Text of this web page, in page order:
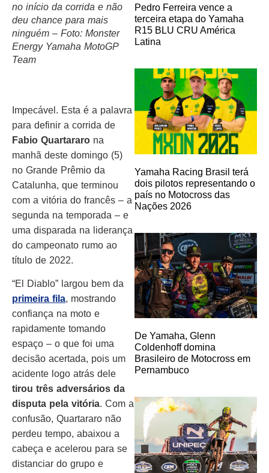
no início da corrida e não
deu chance para mais
ninguém – Foto: Monster
Energy Yamaha MotoGP
Team
Impecável. Esta é a palavra
para definir a corrida de
Fabio Quartararo na
manhã deste domingo (5)
no Grande Prêmio da
Catalunha, que terminou
com a vitória do francês – a
segunda na temporada – e
uma disparada na liderança
do campeonato rumo ao
título de 2022.
“El Diablo” largou bem da
primeira fila, mostrando
confiança na moto e
rapidamente tomando
espaço – o que foi uma
decisão acertada, pois um
acidente logo atrás dele
tirou três adversários da
disputa pela vitória. Com a
confusão, Quartararo não
perdeu tempo, abaixou a
cabeça e acelerou para se
distanciar do grupo e
Pedro Ferreira vence a
terceira etapa do Yamaha
R15 BLU CRU América
Latina
Yamaha Racing Brasil terá
dois pilotos representando o
país no Motocross das
Nações 2026
De Yamaha, Glenn
Coldenhoff domina
Brasileiro de Motocross em
Pernambuco